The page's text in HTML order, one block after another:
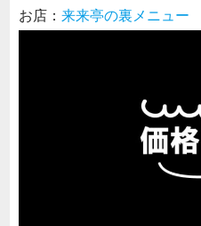
お店： 来来亭の裏メニュー